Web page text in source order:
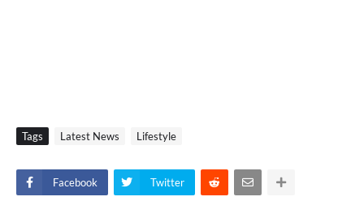
Tags Latest News Lifestyle
Facebook Twitter